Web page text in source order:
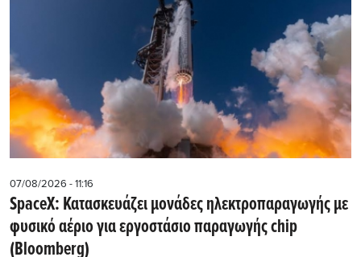
07/08/2026 - 11:16
SpaceX: Κατασκευάζει μονάδες ηλεκτροπαραγωγής με
φυσικό αέριο για εργοστάσιο παραγωγής chip
(Bloomberg)